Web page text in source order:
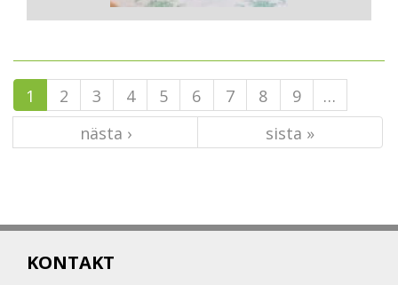
1 2 3 4 5 6 7 8 9
…
nästa ›
sista »
KONTAKT